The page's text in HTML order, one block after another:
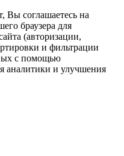
Вы соглашаетесь на
браузера для
(авторизации,
и фильтрации
с помощью
аналитики и улучшения